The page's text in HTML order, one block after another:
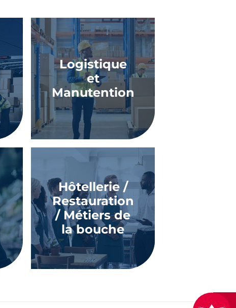
Logistique
et
Manutention
Hôtellerie /
Restauration
/ Métiers de
la bouche